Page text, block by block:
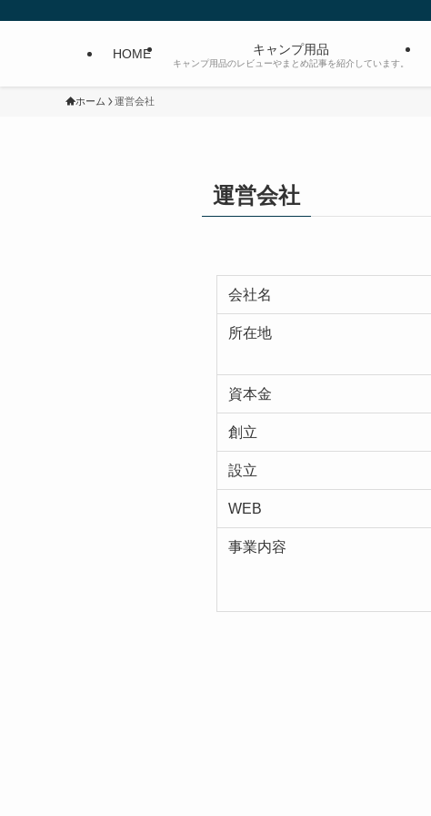
HOME キャンプ用品
キャンプ用品のレビューやまとめ記事を紹介しています。
ホーム 運営会社
運営会社
会社名
所在地
資本金
創立
設立
WEB
事業内容